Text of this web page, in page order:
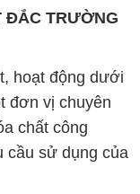
ĐẮC TRƯỜNG
hoạt động dưới
đơn vị chuyên
chất công
cầu sử dụng của